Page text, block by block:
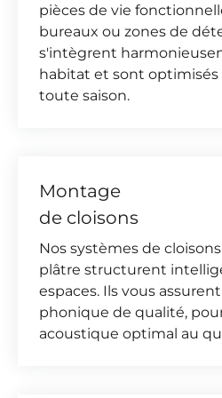
pièces de vie
bureaux ou zones de
s'intègrent
habitat et sont
toute saison.
Montage
de cloisons
Nos systèmes de
plâtre structurent
espaces. Ils vous
phonique de qualité,
acoustique optimal au